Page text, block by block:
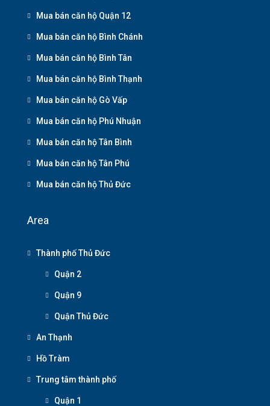
Mua bán căn hộ Quận 12
Mua bán căn hộ Bình Chánh
Mua bán căn hộ Bình Tân
Mua bán căn hộ Bình Thạnh
Mua bán căn hộ Gò Vấp
Mua bán căn hộ Phú Nhuận
Mua bán căn hộ Tân Bình
Mua bán căn hộ Tân Phú
Mua bán căn hộ Thủ Đức
Area
Thành phố Thủ Đức
Quận 2
Quận 9
Quận Thủ Đức
An Thạnh
Hồ Tràm
Trung tâm thành phố
Quận 1